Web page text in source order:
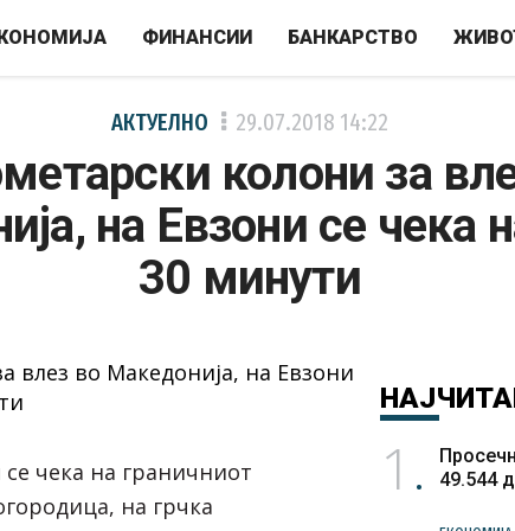
ФИНАНСИИ БАНКАРСТВО
АКТУЕЛНО 29.07.2018 14:22
колони за
на Евзони се чека
30 минути
чека на граничниот
на грчка
1
49.544